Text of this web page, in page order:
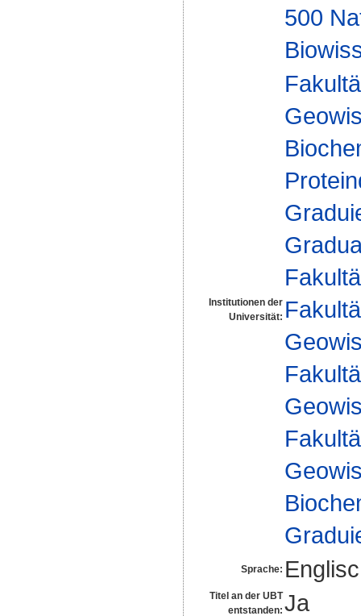
500
Institutionen der
Universität:
Sprache:
Titel an der UBT
entstanden: Ja